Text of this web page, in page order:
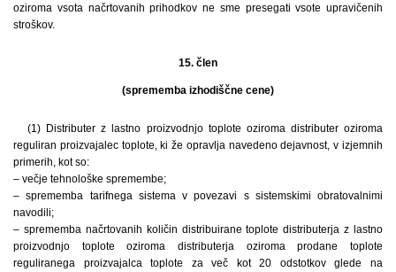
oziroma vsota načrtovanih prihodkov ne sme presegati vsote upravičenih
stroškov.
15. člen
(sprememba izhodiščne cene)
(1) Distributer z lastno proizvodnjo toplote oziroma distributer oziroma
reguliran proizvajalec toplote, ki že opravlja navedeno dejavnost, v izjemnih
primerih, kot so:
– večje tehnološke spremembe;
– sprememba tarifnega sistema v povezavi s sistemskimi obratovalnimi
navodili;
– sprememba načrtovanih količin distribuirane toplote distributerja z lastno
proizvodnjo toplote oziroma distributerja oziroma prodane toplote
reguliranega proizvajalca toplote za več kot 20 odstotkov glede na